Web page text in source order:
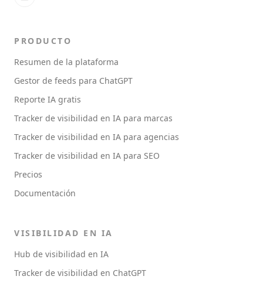
PRODUCTO
Resumen de la plataforma
Gestor de feeds para ChatGPT
Reporte IA gratis
Tracker de visibilidad en IA para marcas
Tracker de visibilidad en IA para agencias
Tracker de visibilidad en IA para SEO
Precios
Documentación
VISIBILIDAD EN IA
Hub de visibilidad en IA
Tracker de visibilidad en ChatGPT